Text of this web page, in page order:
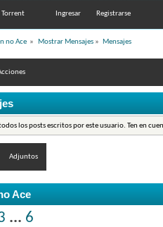
Torrent Ingresar Registrarse
no Ace » Mostrar Mensajes» Mensajes
los posts escritos por este usuario. Ten en
Adjuntos
Ace
... 6